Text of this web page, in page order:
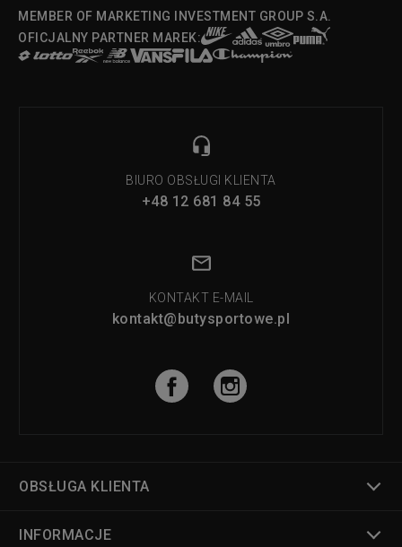
MEMBER OF MARKETING INVESTMENT GROUP S.A.
OFICJALNY PARTNER MAREK:
BIURO OBSŁUGI KLIENTA
+48 12 681 84 55
KONTAKT E-MAIL
kontakt@butysportowe.pl
OBSŁUGA KLIENTA
INFORMACJE